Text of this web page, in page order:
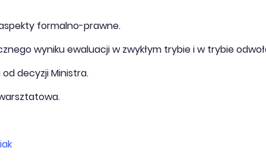
formalno-prawne.
wyniku ewaluacji w zwykłym trybie i w trybie
decyzji Ministra.